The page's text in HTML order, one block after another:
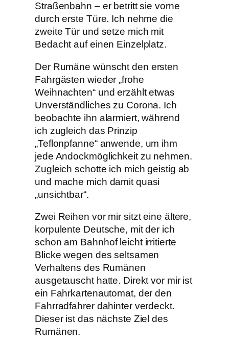
Straßenbahn – er betritt sie vorne
durch erste Türe. Ich nehme die
zweite Tür und setze mich mit
Bedacht auf einen Einzelplatz.
Der Rumäne wünscht den ersten
Fahrgästen wieder „frohe
Weihnachten“ und erzählt etwas
Unverständliches zu Corona. Ich
beobachte ihn alarmiert, während
ich zugleich das Prinzip
„Teflonpfanne“ anwende, um ihm
jede Andockmöglichkeit zu nehmen.
Zugleich schotte ich mich geistig ab
und mache mich damit quasi
„unsichtbar“.
Zwei Reihen vor mir sitzt eine ältere,
korpulente Deutsche, mit der ich
schon am Bahnhof leicht irritierte
Blicke wegen des seltsamen
Verhaltens des Rumänen
ausgetauscht hatte. Direkt vor mir ist
ein Fahrkartenautomat, der den
Fahrradfahrer dahinter verdeckt.
Dieser ist das nächste Ziel des
Rumänen.